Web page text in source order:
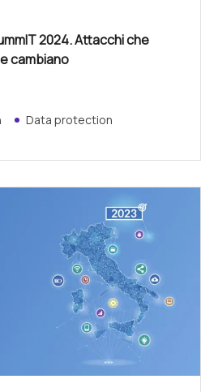
2024. Attacchi che
cambiano
Data protection